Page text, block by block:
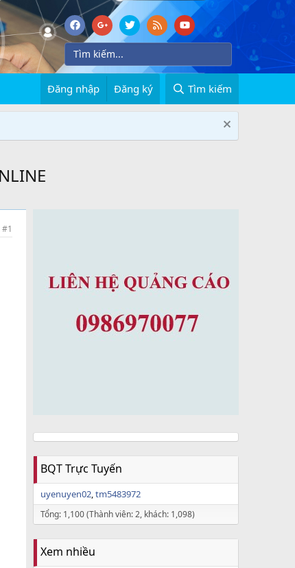
Đăng nhập Đăng ký Tìm kiếm
#1
BQT Trực Tuyến
uyenuyen02 tm5483972
Tổng: 1,100 (Thành viên: 2, khách: 1,098)
Xem nhiều